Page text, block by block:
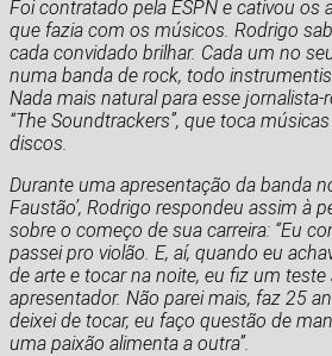
Foi contratado pela ESPN e cativou os
que fazia com os músicos. Rodrigo
cada convidado brilhar. Cada um no
numa banda de rock, todo
Nada mais natural para esse jornalista-
“The Soundtrackers”, que toca
discos.
Durante uma apresentação da banda
Faustão’, Rodrigo respondeu assim à
sobre o começo de sua carreira: “Eu
passei pro violão. E, aí, quando eu
de arte e tocar na noite, eu fiz um teste
apresentador. Não parei mais, faz 25
deixei de tocar, eu faço questão de
uma paixão alimenta a outra”.